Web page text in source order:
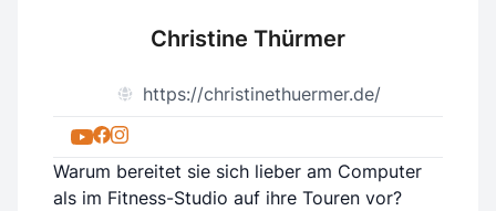
Christine Thürmer
https://christinethuermer.de/
Warum bereitet sie sich lieber am Computer
als im Fitness-Studio auf ihre Touren vor?